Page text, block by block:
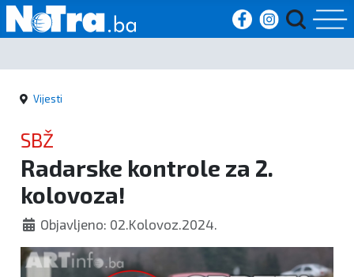
Početna
Vijesti
Sport
Kultura
Crna
kronika
Vijesti
SBŽ
Radarske kontrole za 2.
kolovoza!
Objavljeno: 02.Kolovoz.2024.